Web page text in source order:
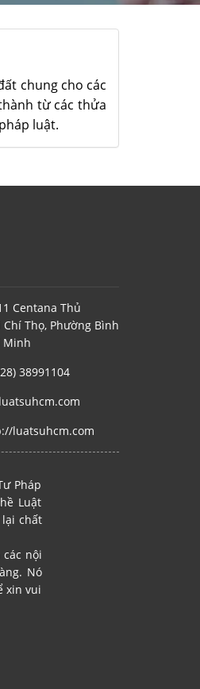
chung cho các
từ các thửa
luật.
Centana Thủ
Thọ, Phường Bình
Minh
38991104
luatsuhcm.com
Pháp
Luật
chất
nội
Nó
xin vui